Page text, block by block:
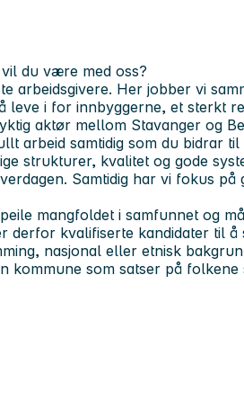
du være med oss?
arbeidsgivere. Her jobber vi
leve i for innbyggerne, et sterkt
aktør mellom Stavanger og
arbeid samtidig som du bidrar
strukturer, kvalitet og gode
Samtidig har vi fokus på
mangfoldet i samfunnet og
derfor kvalifiserte kandidater til å
nasjonal eller etnisk
kommune som satser på folkene